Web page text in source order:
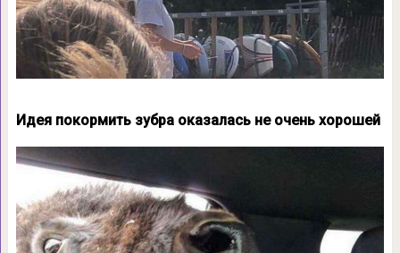
Идея покормить зубра оказалась не очень хорошей